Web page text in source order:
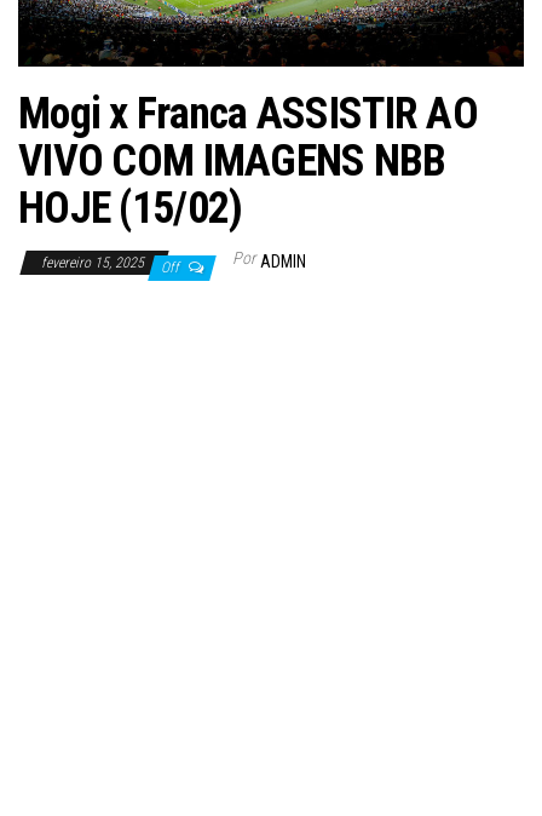
Mogi x Franca ASSISTIR AO
VIVO COM IMAGENS NBB
HOJE (15/02)
fevereiro 15, 2025 Off Por ADMIN